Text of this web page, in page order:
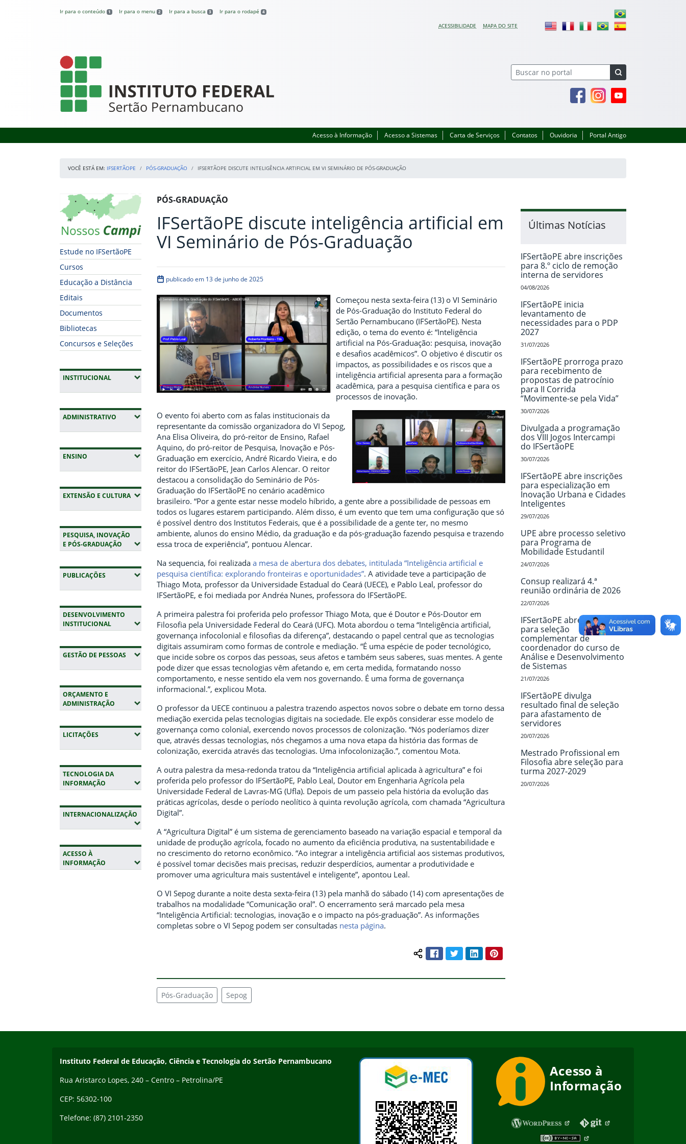
Ir para o conteúdo 1 Ir para o menu 2 Ir para a busca 3 Ir para o rodapé 4
ACESSIBILIDADE MAPA DO SITE
IFSertãoPE
FacebookInstagramYoutube
Acesso à Informação Acesso a Sistemas Carta de Serviços Contatos Ouvidoria Portal Antigo
VOCÊ ESTÁ EM: IFSERTÃOPE PÓS-GRADUAÇÃO IFSERTÃOPE DISCUTE INTELIGÊNCIA ARTIFICIAL EM VI SEMINÁRIO DE PÓS-GRADUAÇÃO
Início da navegação
Mapa Campi
Estude no IFSertãoPE
Cursos
Educação a Distância
Editais
Documentos
Bibliotecas
Concursos e Seleções
INSTITUCIONAL(EXPANDIR SUBMENUS)
ADMINISTRATIVO (EXPANDIR SUBMENUS)
ENSINO (EXPANDIR SUBMENUS)
EXTENSÃO E CULTURA(EXPANDIR SUBMENUS)
PESQUISA, INOVAÇÃO
E PÓS-GRADUAÇÃO (EXPANDIR SUBMENUS)
PUBLICAÇÕES (EXPANDIR SUBMENUS)
DESENVOLVIMENTO
INSTITUCIONAL(EXPANDIR SUBMENUS)
GESTÃO DE PESSOAS (EXPANDIR SUBMENUS)
ORÇAMENTO E
ADMINISTRAÇÃO (EXPANDIR SUBMENUS)
LICITAÇÕES (EXPANDIR SUBMENUS)
TECNOLOGIA DA
INFORMAÇÃO (EXPANDIR SUBMENUS)
INTERNACIONALIZAÇÃO
ACESSO À
INFORMAÇÃO (EXPANDIR SUBMENUS)
Início do conteúdo
PÓS-GRADUAÇÃO
IFSertãoPE discute inteligência artificial em
VI Seminário de Pós-Graduação
publicado em 13 de junho de 2025
Começou nesta sexta-feira (13) o VI Seminário
de Pós-Graduação do Instituto Federal do
Sertão Pernambucano (IFSertãoPE). Nesta
edição, o tema do evento é: “Inteligência
artificial na Pós-Graduação: pesquisa, inovação
e desafios acadêmicos”. O objetivo é discutir os
impactos, as possibilidades e os riscos que a
inteligência artificial apresenta para a formação
acadêmica, para a pesquisa científica e para os
processos de inovação.
O evento foi aberto com as falas institucionais da
representante da comissão organizadora do VI Sepog,
Ana Elisa Oliveira, do pró-reitor de Ensino, Rafael
Aquino, do pró-reitor de Pesquisa, Inovação e Pós-
Graduação em exercício, André Ricardo Vieira, e do
reitor do IFSertãoPE, Jean Carlos Alencar. O reitor
destacou a consolidação do Seminário de Pós-
Graduação do IFSertãoPE no cenário acadêmico
brasileiro. “Por a gente estar nesse modelo híbrido, a gente abre a possibilidade de pessoas em
todos os lugares estarem participando. Além disso, é um evento que tem uma configuração que só
é possível dentro dos Institutos Federais, que é a possibilidade de a gente ter, no mesmo
ambiente, alunos do ensino Médio, da graduação e da pós-graduação fazendo pesquisa e trazendo
essa troca de experiência”, pontuou Alencar.
Na sequencia, foi realizada a mesa de abertura dos debates, intitulada “Inteligência artificial e
pesquisa científica: explorando fronteiras e oportunidades”. A atividade teve a participação de
Thiago Mota, professor da Universidade Estadual do Ceará (UECE), e Pablo Leal, professor do
IFSertãoPE, e foi mediada por Andréa Nunes, professora do IFSertãoPE.
A primeira palestra foi proferida pelo professor Thiago Mota, que é Doutor e Pós-Doutor em
Filosofia pela Universidade Federal do Ceará (UFC). Mota abordou o tema “Inteligência artificial,
governança infocolonial e filosofias da diferença”, destacando o papel central que as tecnologias
digitais assumiram como formas de controle e mediação. “É uma espécie de poder tecnológico,
que incide sobre os corpos das pessoas, seus afetos e também seus saberes, suas mentes. A gente
pode dizer que essas tecnologias vêm afetando e, em certa medida, formatando nosso
comportamento, e nesse sentido ela vem nos governando. É uma forma de governança
informacional.”, explicou Mota.
O professor da UECE continuou a palestra trazendo aspectos novos sobre o debate em torno dessa
mediação exercida pelas tecnologias digitais na sociedade. Ele expôs considerar esse modelo de
governança como colonial, exercendo novos processos de colonização. “Nós poderíamos dizer
que, através dessas tecnologias, nós chegamos a uma nova etapa da história das formas de
colonização, exercida através das tecnologias. Uma infocolonização.”, comentou Mota.
A outra palestra da mesa-redonda tratou da “Inteligência artificial aplicada à agricultura” e foi
proferida pelo professor do IFSertãoPE, Pablo Leal, Doutor em Engenharia Agrícola pela
Universidade Federal de Lavras-MG (Ufla). Depois de um passeio pela história da evolução das
práticas agrícolas, desde o período neolítico à quinta revolução agrícola, com chamada “Agricultura
Digital”.
A “Agricultura Digital” é um sistema de gerenciamento baseado na variação espacial e temporal da
unidade de produção agrícola, focado no aumento da eficiência produtiva, na sustentabilidade e
no crescimento do retorno econômico. “Ao integrar a inteligência artificial aos sistemas produtivos,
é possível tomar decisões mais precisas, reduzir desperdícios, aumentar a produtividade e
promover uma agricultura mais sustentável e inteligente”, apontou Leal.
O VI Sepog durante a noite desta sexta-feira (13) pela manhã do sábado (14) com apresentações de
trabalhos na modalidade “Comunicação oral”. O encerramento será marcado pela mesa
“Inteligência Artificial: tecnologias, inovação e o impacto na pós-graduação”. As informações
completas sobre o VI Sepog podem ser consultadas nesta página.
Compartilhar conteúdo:
FacebookTwitterLinkedInPinterest
Pós-Graduação Sepog
Últimas Notícias
IFSertãoPE abre inscrições
para 8.º ciclo de remoção
interna de servidores
04/08/2026
IFSertãoPE inicia
levantamento de
necessidades para o PDP
2027
31/07/2026
IFSertãoPE prorroga prazo
para recebimento de
propostas de patrocínio
para II Corrida
“Movimente-se pela Vida”
30/07/2026
Divulgada a programação
dos VIII Jogos Intercampi
do IFSertãoPE
30/07/2026
IFSertãoPE abre inscrições
para especialização em
Inovação Urbana e Cidades
Inteligentes
29/07/2026
UPE abre processo seletivo
para Programa de
Mobilidade Estudantil
24/07/2026
Consup realizará 4.ª
reunião ordinária de 2026
22/07/2026
IFSertãoPE abre inscrições
para seleção
complementar de
coordenador do curso de
Análise e Desenvolvimento
de Sistemas
21/07/2026
IFSertãoPE divulga
resultado final de seleção
para afastamento de
servidores
20/07/2026
Mestrado Profissional em
Filosofia abre seleção para
turma 2027-2029
20/07/2026
Endereço
Instituto Federal de Educação, Ciência e Tecnologia do Sertão Pernambucano
Rua Aristarco Lopes, 240 – Centro – Petrolina/PE
CEP: 56302-100
Telefone: (87) 2101-2350